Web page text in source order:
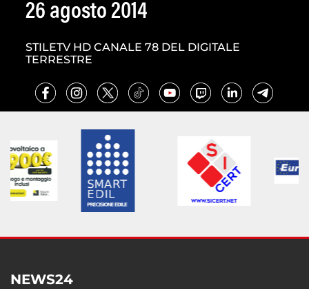
26 agosto 2014
STILETV HD CANALE 78 DEL DIGITALE
TERRESTRE
NEWS24